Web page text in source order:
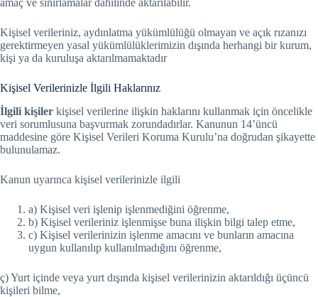
Kişisel verileriniz, aydınlatma yükümlülüğü olmayan ve açık rızanızı
gerektirmeyen yasal yükümlülüklerimizin dışında herhangi bir kurum,
kişi ya da kuruluşa aktarılmamaktadır
Kişisel Verilerinizle İlgili Haklarınız
İlgili kişiler kişisel verilerine ilişkin haklarını kullanmak için öncelikle
veri sorumlusuna başvurmak zorundadırlar. Kanunun 14’üncü
maddesine göre Kişisel Verileri Koruma Kurulu’na doğrudan şikayette
bulunulamaz.
Kanun uyarınca kişisel verilerinizle ilgili
a) Kişisel veri işlenip işlenmediğini öğrenme,
b) Kişisel verileriniz işlenmişse buna ilişkin bilgi talep etme,
c) Kişisel verilerinizin işlenme amacını ve bunların amacına
uygun kullanılıp kullanılmadığını öğrenme,
ç) Yurt içinde veya yurt dışında kişisel verilerinizin aktarıldığı üçüncü
kişileri bilme,